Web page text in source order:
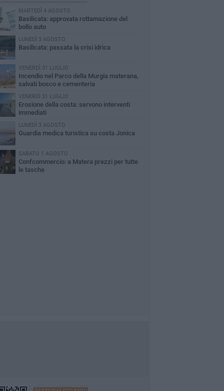
MARTEDÌ 4 AGOSTO
Basilicata: approvata rottamazione del
bollo auto
LUNEDÌ 3 AGOSTO
Basilicata: passata la crisi idrica
VENERDÌ 31 LUGLIO
Incendio nel Parco della Murgia materana,
salvati bosco e cementeria
VENERDÌ 31 LUGLIO
Erosione della costa: servono interventi
immediati
LUNEDÌ 3 AGOSTO
Guardia medica turistica su costa Jonica
SABATO 1 AGOSTO
Confcommercio: a Matera prezzi per tutte
le tasche